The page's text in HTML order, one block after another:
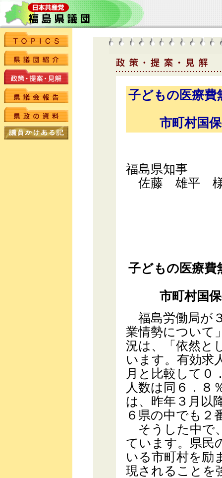
子どもの医療費
市町村国
福島県知事
佐藤 雄平
子どもの医療費
市町村国
福島労働局が
業情勢について
況は、「依然と
います。有効求
月と比較して０
人数は同６．８
は、昨年３月以
６県の中でも２
そうした中で
ています。県民
いる市町村を励
現されることを